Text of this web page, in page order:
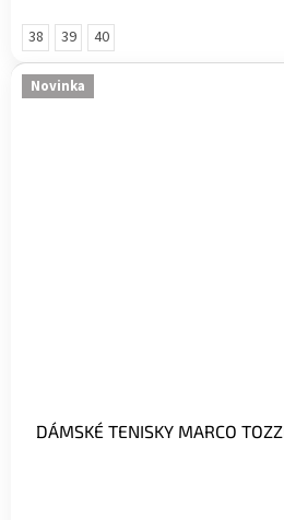
38 39 40
Novinka
DÁMSKÉ TENISKY MARCO